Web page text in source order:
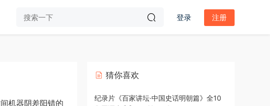
登录 注册
机器阴差阳错的
猜你喜欢
纪录片《百家讲坛·中国史话明朝篇》全10